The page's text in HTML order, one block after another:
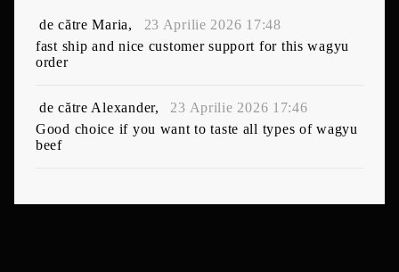
de cătreMaria,
23 Aprilie 2026 17:48
fast ship and nice customer support for this wagyu
order
de către Alexander,
23 Aprilie 2026 17:46
Good choice if you want to taste all types of wagyu
beef